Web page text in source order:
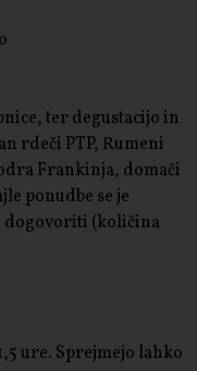
ter degustacijo in
rdeči PTP, Rumeni
Frankinja, domači
ponudbe se je
dogovoriti (količina
ure. Sprejmejo lahko